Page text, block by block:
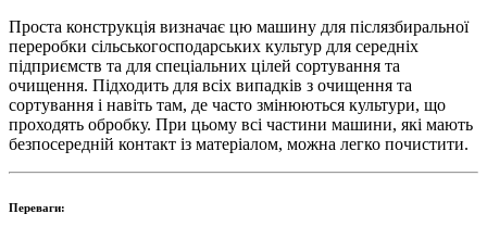
Проста конструкція визначає цю машину для післязбиральної
переробки сільськогосподарських культур для середніх
підприємств та для спеціальних цілей сортування та
очищення. Підходить для всіх випадків з очищення та
сортування і навіть там, де часто змінюються культури, що
проходять обробку. При цьому всі частини машини, які мають
безпосередній контакт із матеріалом, можна легко почистити.
Переваги: